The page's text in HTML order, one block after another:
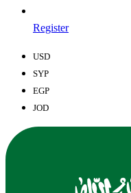
Register
USD
SYP
EGP
JOD